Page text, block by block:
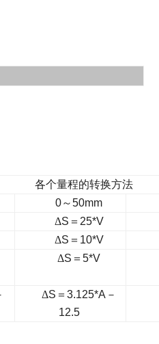
各个量程的转换方法
0～50mm
ΔS ＝ 25*V
ΔS ＝ 10*V
ΔS ＝5*V
ΔS ＝ 3.125*A －
12.5